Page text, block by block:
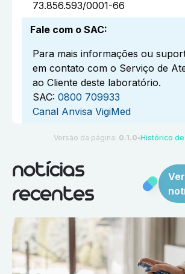
73.856.593/0001-66
Fale com o SAC:
Para mais informações ou
em contato com o Serviço de
ao Cliente deste laboratório.
SAC: 0800 709933
Canal Anvisa VigiMed
Versão da página: 0.1.0 ●Histórico
notícias
recentes